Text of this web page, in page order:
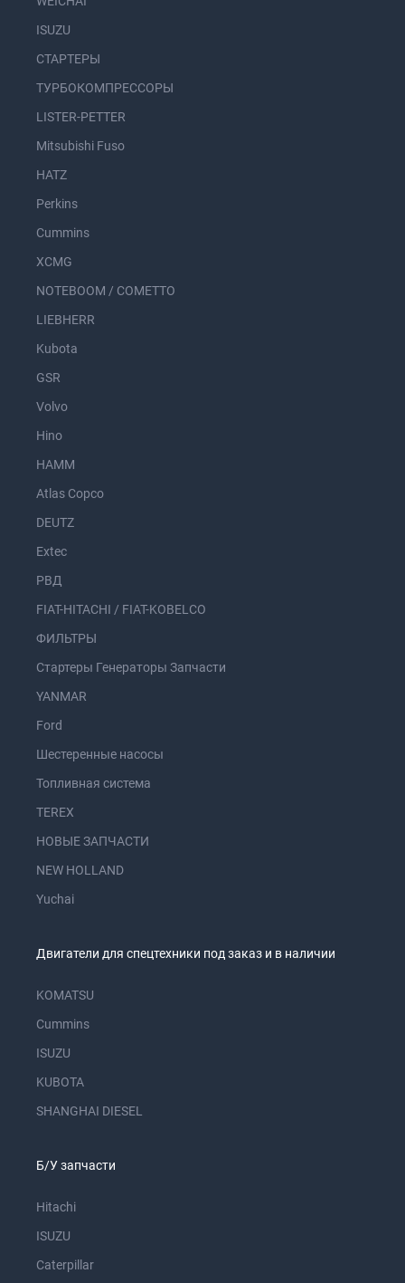
ISUZU
СТАРТЕРЫ
ТУРБОКОМПРЕССОРЫ
LISTER-PETTER
Mitsubishi Fuso
HATZ
Perkins
Cummins
XCMG
NOTEBOOM / COMETTO
LIEBHERR
Kubota
GSR
Volvo
Hino
HAMM
Atlas Copco
DEUTZ
Extec
РВД
FIAT-HITACHI / FIAT-KOBELCO
ФИЛЬТРЫ
Стартеры Генераторы Запчасти
YANMAR
Ford
Шестеренные насосы
Топливная система
TEREX
НОВЫЕ ЗАПЧАСТИ
NEW HOLLAND
Yuchai
Двигатели для спецтехники под заказ и в наличии
KOMATSU
Cummins
ISUZU
KUBOTA
SHANGHAI DIESEL
Б/У запчасти
Hitachi
ISUZU
Caterpillar